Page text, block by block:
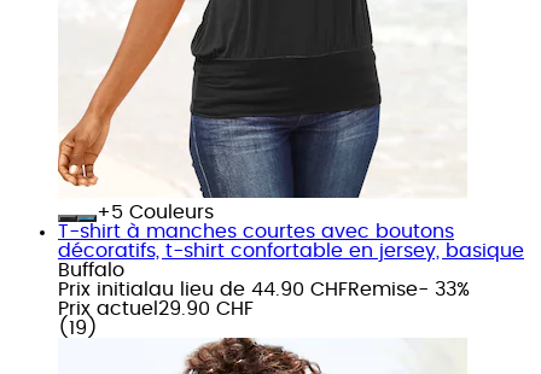
+
Couleurs
T-shirt à manches courtes avec boutons
décoratifs, t-shirt confortable en jersey, basique
Buffalo
Prix initial au lieu de 44.90 CHFRemise- 33%
Prix actuel 29.90 CHF
( 19 )